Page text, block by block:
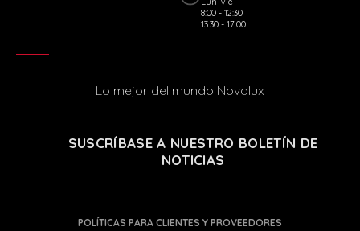
8:00 - 12:30
13:30 - 17:00
Lo mejor del mundo Novalux
SUSCRÍBASE A NUESTRO BOLETÍN DE
NOTICIAS
POLÍTICAS PARA CLIENTES Y PROVEEDORES